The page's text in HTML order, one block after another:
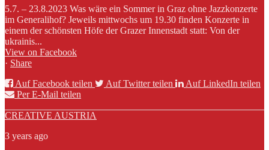
5.7. – 23.8.2023 Was wäre ein Sommer in Graz ohne Jazzkonzerte
im Generalihof? Jeweils mittwochs um 19.30 finden Konzerte in
einem der schönsten Höfe der Grazer Innenstadt statt: Von der
ukrainis...
View on Facebook
· Share
Auf Facebook teilen
Auf Twitter teilen
Auf LinkedIn teilen
Per E-Mail teilen
CREATIVE AUSTRIA
3 years ago